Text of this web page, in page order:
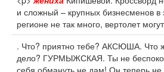
и сложный – крупных бизнесменов в
регионе не так много, вертолет
. Что? приятно тебе? АКСЮША. Что
дело? ГУРМЫЖСКАЯ. Ты не
себя обмануть не дам! Он теперь не